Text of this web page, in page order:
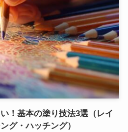
！基本の塗り技法3選（レイ
グ・ハッチング）